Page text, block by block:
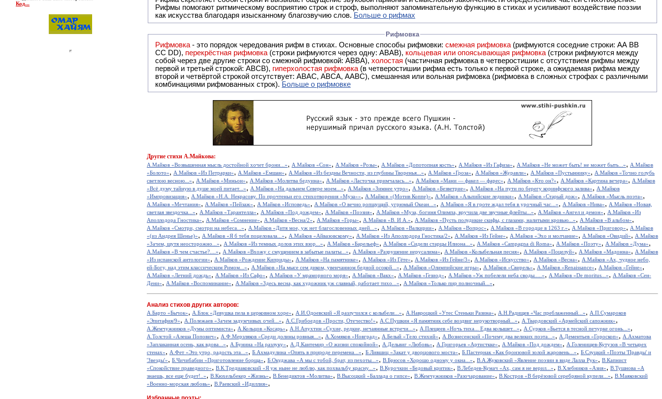
Код...
Рифмы помогают ритмическому восприятию строк и строф, выполняют запоминательную функцию в стихах и усиливают воздействие поэзии
как искусства благодаря изысканному благозвучию слов. Больше о рифмах
Рифмовка
Рифмовка - это порядок чередования рифм в стихах. Основные способы рифмовки: смежная рифмовка (рифмуются соседние строки: AA ВВ
СС DD), перекрёстная рифмовка (строки рифмуются через одну: ABAB), кольцевая или опоясывающая рифмовка (строки рифмуются между
собой через две другие строки со смежной рифмовкой: ABBA), холостая (частичная рифмовка в четверостишии с отсутствием рифмы между
первой и третьей строкой: АBCB), гиперхолостая рифмовка (в четверостишии рифма есть только к первой строке, а ожидаемая рифма между
второй и четвёртой строкой отсутствует: ABAC, ABCA, AABC), смешанная или вольная рифмовка (рифмовка в сложных строфах с различными
комбинациями рифмованных строк). Больше о рифмовке
Другие стихи А.Майкова:
А.Майков «Возвышенная мысль достойной хочет брони...», А.Майков «Сон», А.Майков «Розы», А.Майков «Допотопная кость», А.Майков «Из Гафиза», А.Майков «Не может быть! не может быть...», А.Майков
«Болото», А.Майков «Из Петрарки», А.Майков «Емшан», А.Майков «Из бездны Вечности, из глубины Творенья...», А.Майков «Гроза», А.Майков «Журавли», А.Майков «Пустыннику», А.Майков «Точно голубь
светлою весною...», А.Майков «Миньон», А.Майков «Молитва бедуина», А.Майков «Ласточка примчалась...», А.Майков «Мани — факел — фарес», А.Майков «Кто он?», А.Майков «Картина вечера», А.Майков
«Всё думу тайную в душе моей питает...», А.Майков «На дальнем Севере моем...», А.Майков «Зимнее утро», А.Майков «Безветрие», А.Майков «На пути по берегу коринфского залива», А.Майков
«Импровизация», А.Майков «Н.А. Некрасову. По прочтеньи его стихотворения «Муза»», А.Майков «(Мотив Коппе)», А.Майков «Альпийские ледники», А.Майков «Старый дож», А.Майков «Мысль поэта»,
А.Майков «Мечтания», А.Майков «Пейзаж», А.Майков «Исповедь», А.Майков «О вечно ропщущий, угрюмый Океан...», А.Майков «Я в гроте ждал тебя в урочный час...», А.Майков «Нива», А.Майков «Новая,
светлая звездочка...», А.Майков «Тарантелла», А.Майков «Под дождем», А.Майков «Поэзия», А.Майков «Муза, богиня Олимпа, вручила две звучные флейты...», А.Майков «Ангел и демон», А.Майков «Из
Аполлодора Гностика», А.Майков «Сомнение», А.Майков «Весна/2», А.Майков «Горы», А.Майков «В. И А.», А.Майков «Пусть полудикие скифы, с глазами, налитыми кровью...», А.Майков «В альбом»,
А.Майков «Смотри, смотри на небеса...», А.Майков «Дитя мое, уж нет благословенных дней...», А.Майков «Валкирии», А.Майков «Вопрос», А.Майков «В городце в 1263 г.», А.Майков «Приговор», А.Майков
«(из Андрея Шенье)», А.Майков «Я б тебя поцеловала...», А.Майков «Айвазовскому», А.Майков «Из Аполлодора Гностика/2», А.Майков «Из Гейне», А.Майков «Эхо и молчание», А.Майков «Овидий», А.Майков
«Зачем, шутя неосторожно...», А.Майков «Из темных долов этих взор...», А.Майков «Барельеф», А.Майков «Сидели старцы Илиона...», А.Майков «Campagna di Roma», А.Майков «Поэту», А.Майков «Дума»,
А.Майков «В чем счастье?....», А.Майков «Вхожу с смущением в забытые палаты...», А.Майков «Разрушение иерусалима», А.Майков «Колыбельная песня», А.Майков «Поцелуй», А.Майков «Мадонна», А.Майков
«Из испанской антологии», А.Майков «Рождение Киприды», А.Майков «На памятнике», А.Майков «Из Гёте», А.Майков «Из Гейне/3», А.Майков «Искусство», А.Майков «Весна», А.Майков «Ах, чудное небо,
ей-Богу, над этим классическим Римом...», А.Майков «На мысе сем диком, увенчанном бедной осокой...», А.Майков «Олимпийские игры», А.Майков «Свирель», А.Майков «Renaissance», А.Майков «Гейне»,
А.Майков «Летний дождь», А.Майков «Из Сафо», А.Майков «У мраморного моря», А.Майков «Вакх», А.Майков «Гезиод», А.Майков «Уж побелели неба своды.....», А.Майков «De moritus...», А.Майков «Сен-
Дени», А.Майков «Воспоминание», А.Майков «Здесь весна, как художник уж славный, работает тихо...», А.Майков «Только пир полночный...»,
Анализ стихов других авторов:
А.Барто «Бычок», А.Блок «Девушка пела в церковном хоре», А.И.Одоевский «Я разлучился с колыбели...», А.Навроцкий «Утес Cтеньки Разина», А.Н.Радищев «Час преблаженный...», А.П.Сумароков
«Эпитафия/9», А.Полежаев «Зачем задумчивых очей...», А.С.Грибоедов «Прости, Отечество!», А.С.Пушкин «Я памятник себе воздвиг нерукотворный...», А.Твардовский «Армейский сапожник»,
А.Жемчужников «Думы оптимиста», А.Кольцов «Косарь», А.Н.Апухтин «Сухие, редкие, нечаянные встречи...», А.Плещеев «Ночь тиха... Едва колышет...», А.Сурков «Бьется в тесной печурке огонь...»,
А.Толстой «Алеша Попович», А.Ф.Мерзляков «Среди долины ровныя...», А.Хомяков «Новград», А.Белый «Тело стихий», А.Вознесенский «Почему два великих поэта...», А.Дементьев «Гороскоп», А.Ахматова
«Заплаканная осень, как вдова...», А.Бунина «На разлуку», А.Д.Кантемир «О жизни спокойной», А.Дельвиг «Любовь», А.Григорьев «Артисткке», А.Майков «Под дождем», А.Голенищев-Кутузов «В четырех
стенах», А.Фет «Это утро, радость эта...», Б.Ахмадулина «Опять в природе перемена...», Б.Лившиц «Закат у дворцового моста», Б.Пастернак «Как бронзовой золой жаровень...», Б.Слуцкий «Поэты 'Правды' и
'Звезды'», Б.Чичибабин «Приготовление борща», Б.Окуджава «А мы с тобой, брат, из пехоты...», В.Брюсов «Хорошо одному у окна...», В.А.Жуковский «Явление поэзии в виде Лалла Рук», В.Капнист
«Спокойствие праведного», В.К.Тредиаковский «Я уж ныне не люблю, как похвальбу красну...», В.Курочкин «Бедовый критик», В.Лебедев-Кумач «Ах, сам я не верил...», В.Хлебников «Азия», В.Тушнова «А
знаешь, все еще будет!..», В.Кюхельбекер «Жизнь», В.Бенедиктов «Молитва», В.Высоцкий «Баллада о гипсе», В.Жемчужников «Разочарование», В.Костров «В берёзовой серебряной купели...», В.Маяковский
«Военно-морская любовь», В.Раевский «Идиллия»,